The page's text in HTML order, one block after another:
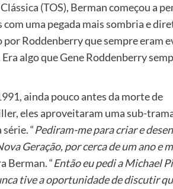
(TOS), Berman começou a
uma pegada mais sombria e
Roddenberry que sempre eram
algo que Gene Roddenberry
ainda pouco antes da morte de
eles aproveitaram uma sub-
“Pediram-me para criar e
Geração, por cerca de um ano e
Berman. “Então eu pedi a Michael
tive a oportunidade de discutir